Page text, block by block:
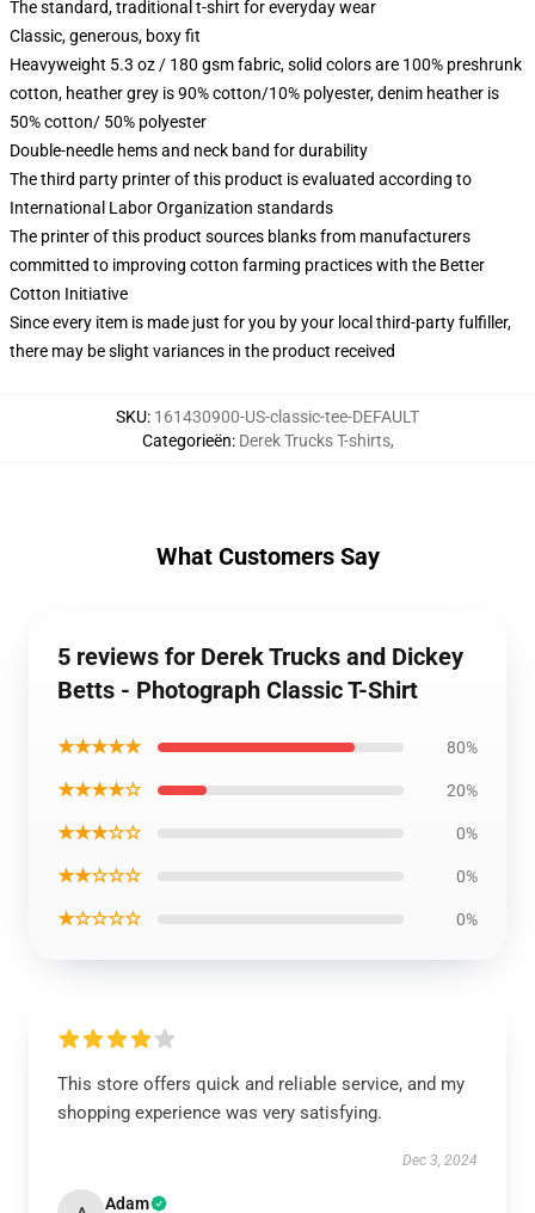
The standard, traditional t-shirt for everyday wear
Classic, generous, boxy fit
Heavyweight 5.3 oz / 180 gsm fabric, solid colors are 100% preshrunk
cotton, heather grey is 90% cotton/10% polyester, denim heather is
50% cotton/ 50% polyester
Double-needle hems and neck band for durability
The third party printer of this product is evaluated according to
International Labor Organization standards
The printer of this product sources blanks from manufacturers
committed to improving cotton farming practices with the Better
Cotton Initiative
Since every item is made just for you by your local third-party fulfiller,
there may be slight variances in the product received
SKU: 161430900-US-classic-tee-DEFAULT
Categorieën: Derek Trucks T-shirts,
What Customers Say
5 reviews for Derek Trucks and Dickey
Betts - Photograph Classic T-Shirt
★★★★★ 80%
★★★★☆ 20%
★★★☆☆ 0%
★★☆☆☆ 0%
★☆☆☆☆ 0%
This store offers quick and reliable service, and my
shopping experience was very satisfying.
Dec 3, 2024
Adam